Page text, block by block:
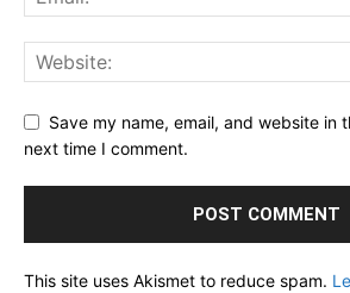
Save my name, email, and website in
next time I comment.
This site uses Akismet to reduce spam.